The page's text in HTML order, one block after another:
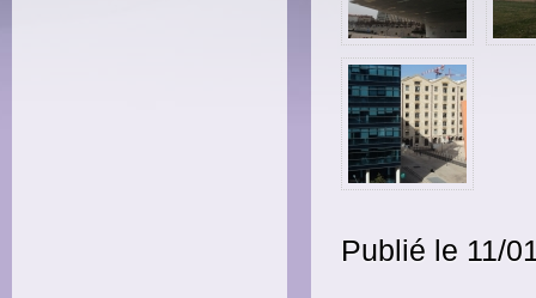
Publié le 11/